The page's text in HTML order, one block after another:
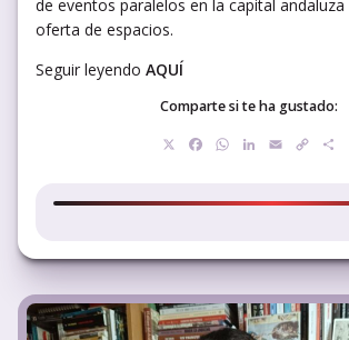
de eventos paralelos en la capital
oferta de espacios.
Seguir leyendo AQUÍ
Comparte si te ha gustado:
Facebook
WhatsApp
LinkedIn
EmailCopy